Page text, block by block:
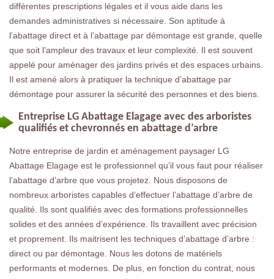
différentes prescriptions légales et il vous aide dans les
demandes administratives si nécessaire. Son aptitude à
l’abattage direct et à l’abattage par démontage est grande, quelle
que soit l’ampleur des travaux et leur complexité. Il est souvent
appelé pour aménager des jardins privés et des espaces urbains.
Il est amené alors à pratiquer la technique d’abattage par
démontage pour assurer la sécurité des personnes et des biens.
Entreprise LG Abattage Elagage avec des arboristes
qualifiés et chevronnés en abattage d’arbre
Notre entreprise de jardin et aménagement paysager LG
Abattage Elagage est le professionnel qu’il vous faut pour réaliser
l’abattage d’arbre que vous projetez. Nous disposons de
nombreux arboristes capables d’effectuer l’abattage d’arbre de
qualité. Ils sont qualifiés avec des formations professionnelles
solides et des années d’expérience. Ils travaillent avec précision
et proprement. Ils maitrisent les techniques d’abattage d’arbre :
direct ou par démontage. Nous les dotons de matériels
performants et modernes. De plus, en fonction du contrat, nous